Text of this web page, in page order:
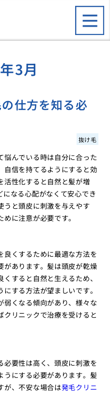
3月
仕方を知る必
抜け毛
悩んでいる時は自分に合った
自信を持てるようにすると効
活性化すると自然と髪が増
なる心配がなくて安心でき
うと頭皮に刺激を与えやす
に注意が必要です。
良くするために最適な方法を
があります。髪は頭皮が乾燥
すると自然と生えるため、
する方法が望ましいです。
弱くなる傾向があり、様々な
リニックで治療を受けると
必要性は高く、頭皮に刺激を
うにする必要があります。髪
が、不安な場合は発毛クリニ